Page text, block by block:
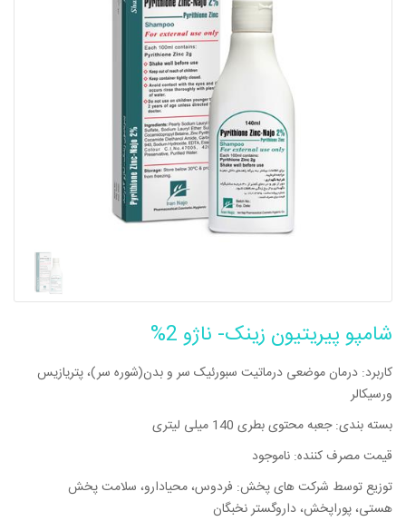
شامپو پیریتیون زینک- ناژو 2%
کاربرد: درمان موضعی درماتیت سبورئیک سر و بدن(شوره سر)، پتريازيس
ورسيكالر
بسته بندی: جعبه محتوی بطری 140 میلی لیتری
قیمت مصرف کننده: ناموجود
توزیع توسط شرکت های پخش: فردوس، محیادارو، سلامت پخش
هستی، پوراپخش، داروگستر نخبگان